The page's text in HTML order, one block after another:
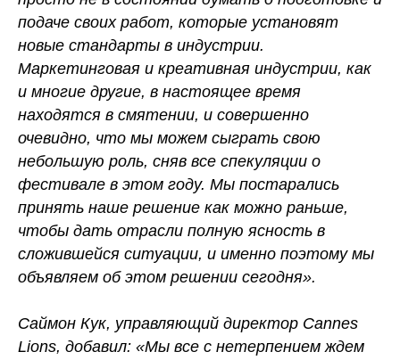
подаче своих работ, которые установят
новые стандарты в индустрии.
Маркетинговая и креативная индустрии, как
и многие другие, в настоящее время
находятся в смятении, и совершенно
очевидно, что мы можем сыграть свою
небольшую роль, сняв все спекуляции о
фестивале в этом году. Мы постарались
принять наше решение как можно раньше,
чтобы дать отрасли полную ясность в
сложившейся ситуации, и именно поэтому мы
объявляем об этом решении сегодня».
Саймон Кук, управляющий директор Cannes
Lions, добавил: «Мы все с нетерпением ждем